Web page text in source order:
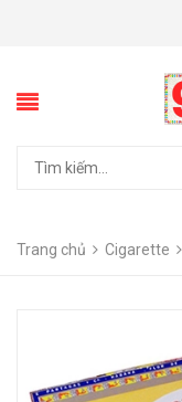
Trang chủ Cigarette